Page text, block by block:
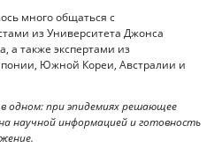
много общаться с
из Университета Джонса
а также экспертами из
Южной Кореи, Австралии и
в одном: при эпидемиях решающее
научной информацией и готовность